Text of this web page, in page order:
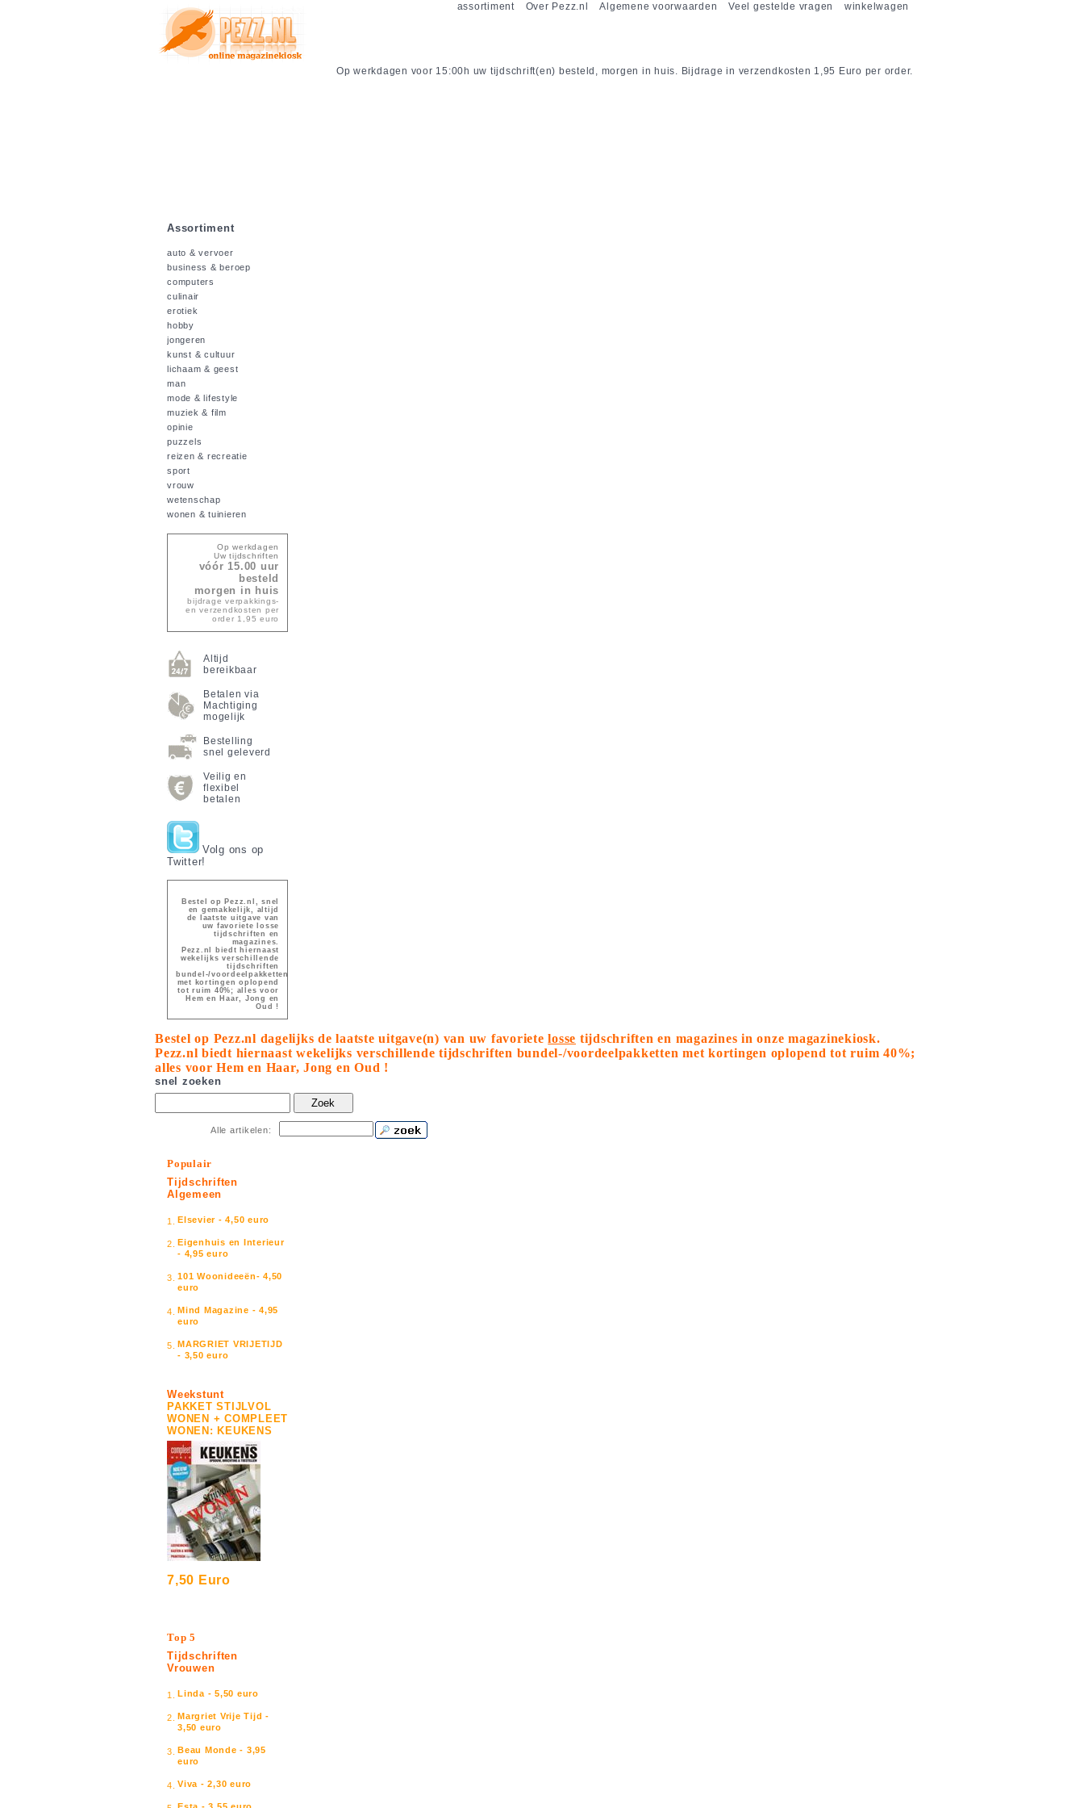
assortiment Over Pezz.nl Algemene voorwaarden Veel gestelde vragen winkelwagen
Op werkdagen voor 15:00h uw tijdschrift(en) besteld, morgen in huis. Bijdrage in verzendkosten 1,95 Euro per order.
Assortiment
auto & vervoer
business & beroep
computers
culinair
erotiek
hobby
jongeren
kunst & cultuur
lichaam & geest
man
mode & lifestyle
muziek & film
opinie
puzzels
reizen & recreatie
sport
vrouw
wetenschap
wonen & tuinieren
Op werkdagen
Uw tijdschriften
vóór 15.00 uur
besteld
morgen in huis
bijdrage verpakkings-
en verzendkosten per
order 1,95 euro
Altijd
bereikbaar
Betalen via
Machtiging
mogelijk
Bestelling
snel geleverd
Veilig en
flexibel
betalen
Volg ons op
Twitter!
Bestel op Pezz.nl, snel
en gemakkelijk, altijd
de laatste uitgave van
uw favoriete losse
tijdschriften en
magazines.
Pezz.nl biedt hiernaast
wekelijks verschillende
tijdschriften
bundel-/voordeelpakketten
met kortingen oplopend
tot ruim 40%; alles voor
Hem en Haar, Jong en
Oud !
Bestel op Pezz.nl dagelijks de laatste uitgave(n) van uw favorietelosse tijdschriften en magazines in onze magazinekiosk.
Pezz.nl biedt hiernaast wekelijks verschillende tijdschriften bundel-/voordeelpakketten met kortingen oplopend tot ruim 40%;
alles voor Hem en Haar, Jong en Oud !
snel zoeken
Zoek
Alle artikelen:
Populair
Tijdschriften
Algemeen
1. Elsevier - 4,50 euro
2. Eigenhuis en Interieur
- 4,95 euro
3. 101 Woonideeën- 4,50
euro
4. Mind Magazine - 4,95
euro
5. MARGRIET VRIJETIJD
- 3,50 euro
Weekstunt
PAKKET STIJLVOL
WONEN + COMPLEET
WONEN: KEUKENS
7,50 Euro
Top 5
Tijdschriften
Vrouwen
1. Linda - 5,50 euro
2. Margriet Vrije Tijd -
3,50 euro
3. Beau Monde - 3,95
euro
4. Viva - 2,30 euro